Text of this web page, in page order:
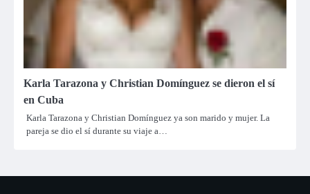
Karla Tarazona y Christian Domínguez se dieron el sí
en Cuba
Karla Tarazona y Christian Domínguez ya son marido y mujer. La
pareja se dio el sí durante su viaje a…